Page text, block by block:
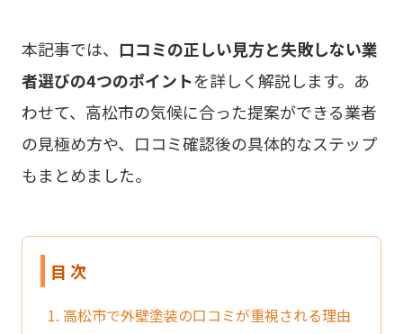
本記事では、 口コミの正しい見方と失敗しない業
者選びの4つのポイントを詳しく解説します。あ
わせて、高松市の気候に合った提案ができる業者
の見極め方や、口コミ確認後の具体的なステップ
もまとめました。
目 次
1. 高松市で外壁塗装の口コミが重視される理由